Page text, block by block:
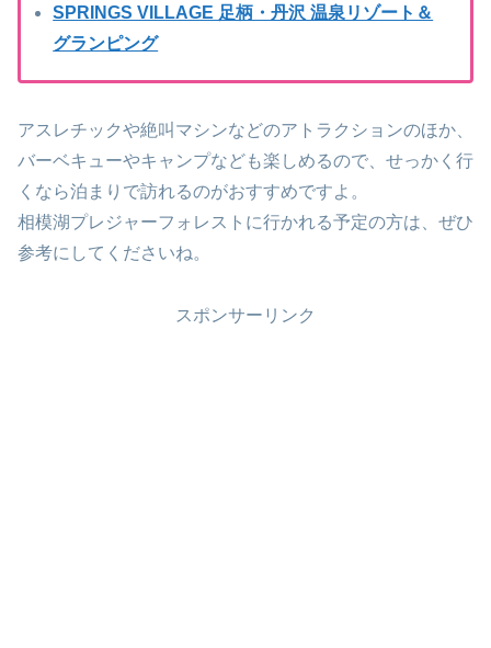
SPRINGS VILLAGE 足柄・丹沢 温泉リゾート＆
グランピング
アスレチックや絶叫マシンなどのアトラクションのほか、
バーベキューやキャンプなども楽しめるので、せっかく行
くなら泊まりで訪れるのがおすすめですよ。
相模湖プレジャーフォレストに行かれる予定の方は、ぜひ
参考にしてくださいね。
スポンサーリンク